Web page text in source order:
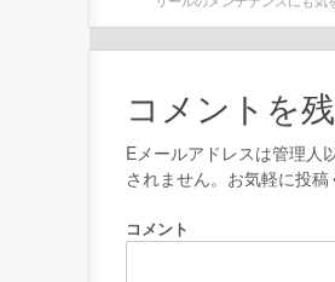
コメントを
Eメールアドレスは管理人
されません。お気軽に投稿
コメント